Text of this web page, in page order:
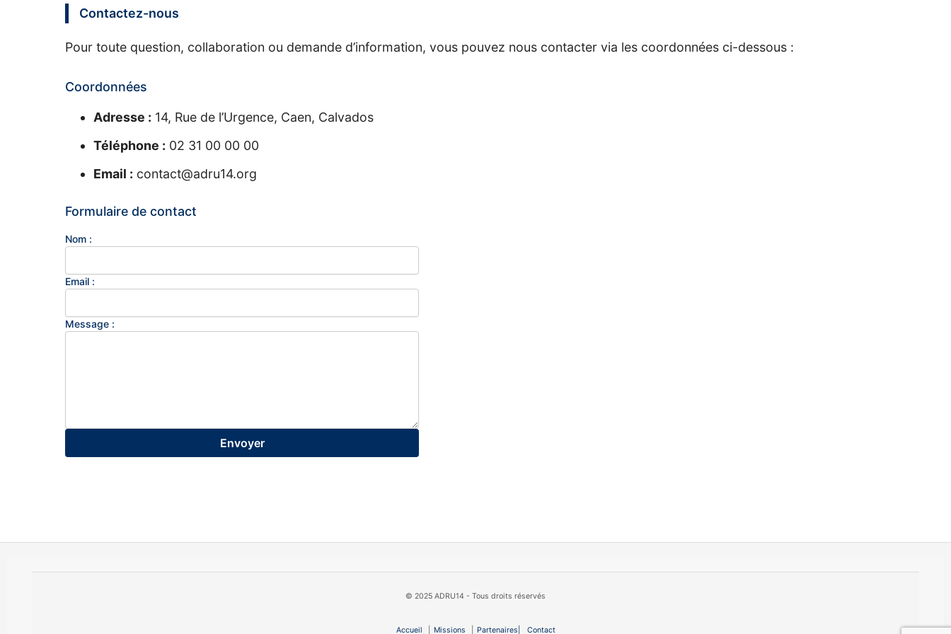
Contactez-nous
Pour toute question, collaboration ou demande d’information, vous pouvez nous contacter via les coordonnées ci-dessous :
Coordonnées
Adresse : 14, Rue de l’Urgence, Caen, Calvados
Téléphone : 02 31 00 00 00
Email : contact@adru14.org
Formulaire de contact
Nom :
Email :
Message :
Envoyer
© 2025 ADRU14 - Tous droits réservés
Accueil Missions Partenaires| Contact